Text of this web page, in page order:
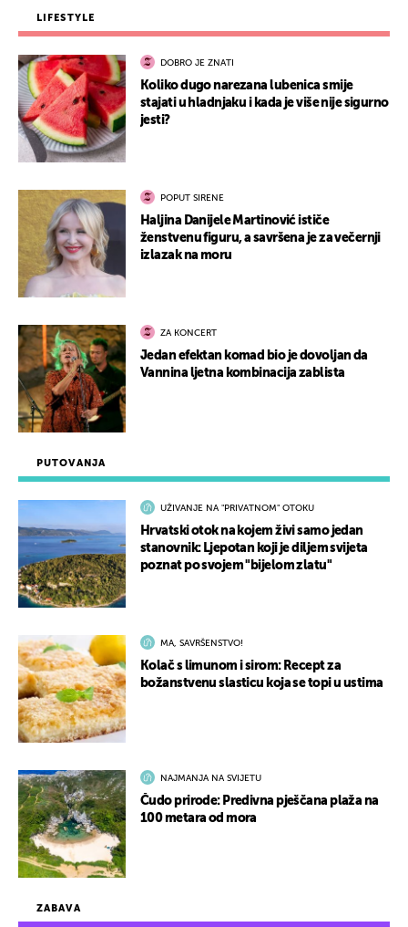
ZABAVA
PUTOVANJA
UŽIVANJE NA "PRIVATNOM" OTOKU
Hrvatski otok na kojem živi samo jedan
stanovnik: Ljepotan koji je diljem svijeta
poznat po svojem "bijelom zlatu"
MA, SAVRŠENSTVO!
Kolač s limunom i sirom: Recept za
božanstvenu slasticu koja se topi u ustima
NAJMANJA NA SVIJETU
Čudo prirode: Predivna pješčana plaža na
100 metara od mora
LIFESTYLE
DOBRO JE ZNATI
Koliko dugo narezana lubenica smije
stajati u hladnjaku i kada je više nije sigurno
jesti?
POPUT SIRENE
Haljina Danijele Martinović ističe
ženstvenu figuru, a savršena je za večernji
izlazak na moru
ZA KONCERT
Jedan efektan komad bio je dovoljan da
Vannina ljetna kombinacija zablista